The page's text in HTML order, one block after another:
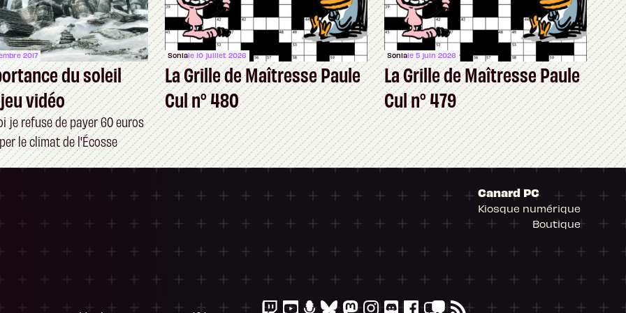
2017
du soleil
vidéo
je refuse de payer 60 euros
le climat de l'Écosse
Soniale 10 juillet 2026
La Grille de Maîtresse Paule
Cul n° 480
Soniale 5 juin 2026
La Grille de Maîtresse Paule
Cul n° 479
Canard PC
Kiosque numérique
Boutique
gérer vos paramètres de confidentialité, en garantissant la conformité avec les